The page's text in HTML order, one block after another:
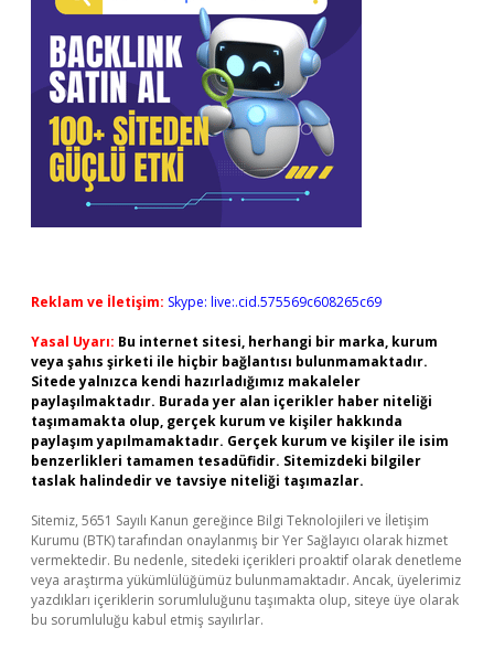
Reklam ve İletişim: Skype: live:.cid.575569c608265c69
Yasal Uyarı: Bu internet sitesi, herhangi bir marka, kurum
veya şahıs şirketi ile hiçbir bağlantısı bulunmamaktadır.
Sitede yalnızca kendi hazırladığımız makaleler
paylaşılmaktadır. Burada yer alan içerikler haber niteliği
taşımamakta olup, gerçek kurum ve kişiler hakkında
paylaşım yapılmamaktadır. Gerçek kurum ve kişiler ile isim
benzerlikleri tamamen tesadüfidir. Sitemizdeki bilgiler
taslak halindedir ve tavsiye niteliği taşımazlar.
Sitemiz, 5651 Sayılı Kanun gereğince Bilgi Teknolojileri ve İletişim
Kurumu (BTK) tarafından onaylanmış bir Yer Sağlayıcı olarak hizmet
vermektedir. Bu nedenle, sitedeki içerikleri proaktif olarak denetleme
veya araştırma yükümlülüğümüz bulunmamaktadır. Ancak, üyelerimiz
yazdıkları içeriklerin sorumluluğunu taşımakta olup, siteye üye olarak
bu sorumluluğu kabul etmiş sayılırlar.